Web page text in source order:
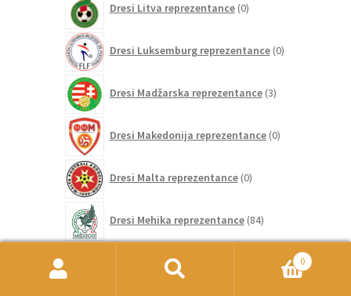
Dresi Litva reprezentance 0izdelkov
Dresi Luksemburg reprezentance 0izdelkov
Dresi Madžarska reprezentance 3izdelki
Dresi Makedonija reprezentance 0izdelkov
Dresi Malta reprezentance 0izdelkov
Dresi Mehika reprezentance 84izdelkov
Dresi Moldavijo reprezentance
izdelkov
0